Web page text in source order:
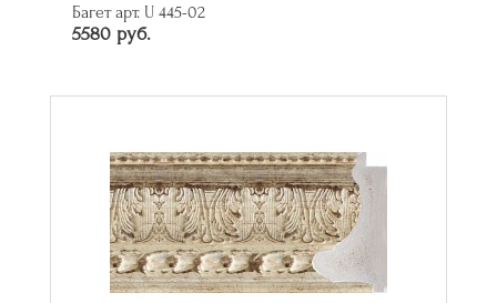
Багет арт. U 445-02
5580 руб.